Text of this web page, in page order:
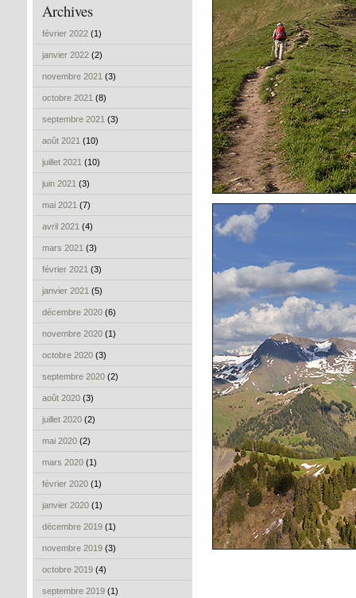
Archives
février 2022 (1)
janvier 2022 (2)
novembre 2021 (3)
octobre 2021 (8)
septembre 2021 (3)
août 2021 (10)
juillet 2021 (10)
juin 2021 (3)
mai 2021 (7)
avril 2021 (4)
mars 2021 (3)
février 2021 (3)
janvier 2021 (5)
décembre 2020 (6)
novembre 2020 (1)
octobre 2020 (3)
septembre 2020 (2)
août 2020 (3)
juillet 2020 (2)
mai 2020 (2)
mars 2020 (1)
février 2020 (1)
janvier 2020 (1)
décembre 2019 (1)
novembre 2019 (3)
octobre 2019 (4)
septembre 2019 (1)